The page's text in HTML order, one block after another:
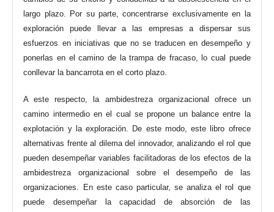
largo plazo. Por su parte, concentrarse exclusivamente en la
exploración puede llevar a las empresas a dispersar sus
esfuerzos en iniciativas que no se traducen en desempeño y
ponerlas en el camino de la trampa de fracaso, lo cual puede
conllevar la bancarrota en el corto plazo.
A este respecto, la ambidestreza organizacional ofrece un
camino intermedio en el cual se propone un balance entre la
explotación y la exploración. De este modo, este libro ofrece
alternativas frente al dilema del innovador, analizando el rol que
pueden desempeñar variables facilitadoras de los efectos de la
ambidestreza organizacional sobre el desempeño de las
organizaciones. En este caso particular, se analiza el rol que
puede desempeñar la capacidad de absorción de las